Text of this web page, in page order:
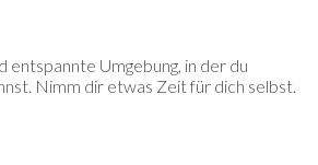
entspannte Umgebung, in der du
Nimm dir etwas Zeit für dich selbst.